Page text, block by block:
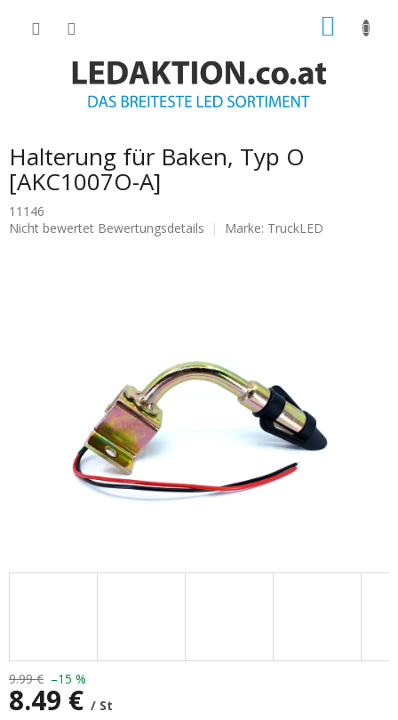
Halterung für Baken, Typ O
[AKC1007O-A]
11146
Die
Nicht bewertet Bewertungsdetails Marke: TruckLED
9.99 € –15 %
8.49 € / St